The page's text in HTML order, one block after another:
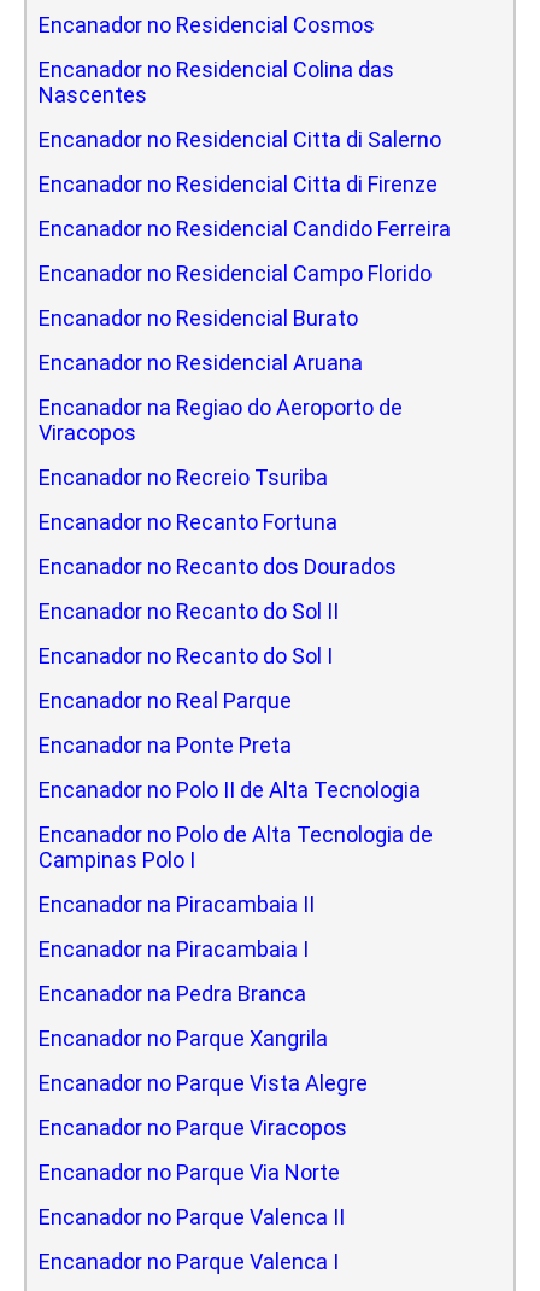
Encanador no Residencial Cosmos
Encanador no Residencial Colina das
Nascentes
Encanador no Residencial Citta di Salerno
Encanador no Residencial Citta di Firenze
Encanador no Residencial Candido Ferreira
Encanador no Residencial Campo Florido
Encanador no Residencial Burato
Encanador no Residencial Aruana
Encanador na Regiao do Aeroporto de
Viracopos
Encanador no Recreio Tsuriba
Encanador no Recanto Fortuna
Encanador no Recanto dos Dourados
Encanador no Recanto do Sol II
Encanador no Recanto do Sol I
Encanador no Real Parque
Encanador na Ponte Preta
Encanador no Polo II de Alta Tecnologia
Encanador no Polo de Alta Tecnologia de
Campinas Polo I
Encanador na Piracambaia II
Encanador na Piracambaia I
Encanador na Pedra Branca
Encanador no Parque Xangrila
Encanador no Parque Vista Alegre
Encanador no Parque Viracopos
Encanador no Parque Via Norte
Encanador no Parque Valenca II
Encanador no Parque Valenca I